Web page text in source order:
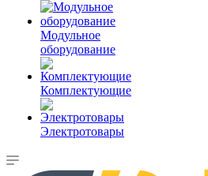
Модульное
оборудование
Комплектующие
Электротовары